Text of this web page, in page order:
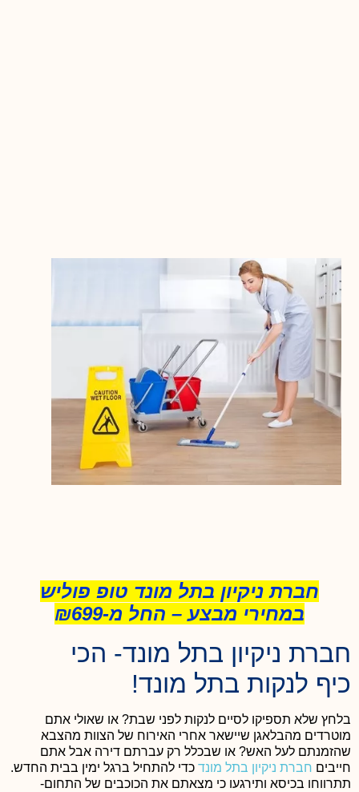
חברת ניקיון בתל מונד טופ פוליש
במחירי מבצע – החל מ-₪699
חברת ניקיון בתל מונד- הכי
כיף לנקות בתל מונד!
בלחץ שלא תספיקו לסיים לנקות לפני שבת? או שאולי אתם
מוטרדים מהבלאגן שיישאר אחרי האירוח של הצוות מהצבא
שהזמנתם לעל האש? או שבכלל רק עברתם דירה אבל אתם
חייבים חברת ניקיון בתל מונד כדי להתחיל ברגל ימין בבית החדש.
תתרווחו בכיסא ותירגעו כי מצאתם את הכוכבים של התחום-